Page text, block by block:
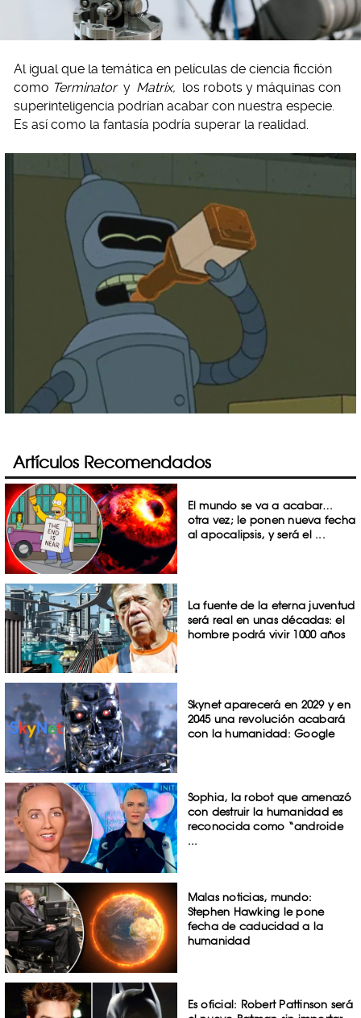
Al igual que la temática en películas de ciencia ficción
como Terminator y Matrix, los robots y máquinas con
superinteligencia podrían acabar con nuestra especie.
Es así como la fantasía podría superar la realidad.
Artículos Recomendados
El mundo se va a acabar…
otra vez; le ponen nueva fecha
al apocalipsis, y será el ...
La fuente de la eterna juventud
será real en unas décadas: el
hombre podrá vivir 1000 años
Skynet aparecerá en 2029 y en
2045 una revolución acabará
con la humanidad: Google
Sophia, la robot que amenazó
con destruir la humanidad es
reconocida como “androide
...
Malas noticias, mundo:
Stephen Hawking le pone
fecha de caducidad a la
humanidad
Es oficial: Robert Pattinson será